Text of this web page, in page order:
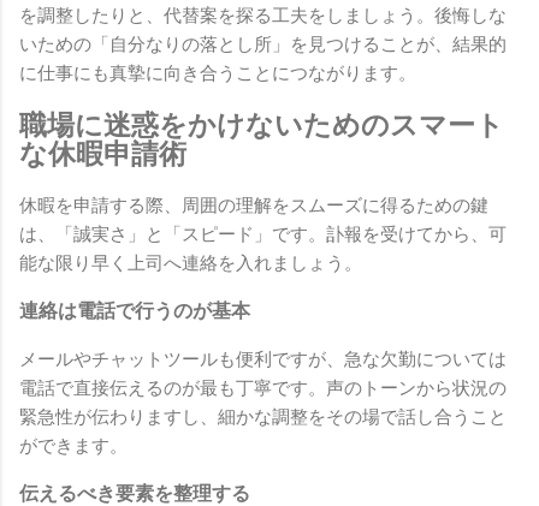
を調整したりと、代替案を探る工夫をしましょう。後悔しな
いための「自分なりの落とし所」を見つけることが、結果的
に仕事にも真摯に向き合うことにつながります。
職場に迷惑をかけないためのスマート
な休暇申請術
休暇を申請する際、周囲の理解をスムーズに得るための鍵
は、「誠実さ」と「スピード」です。訃報を受けてから、可
能な限り早く上司へ連絡を入れましょう。
連絡は電話で行うのが基本
メールやチャットツールも便利ですが、急な欠勤については
電話で直接伝えるのが最も丁寧です。声のトーンから状況の
緊急性が伝わりますし、細かな調整をその場で話し合うこと
ができます。
伝えるべき要素を整理する